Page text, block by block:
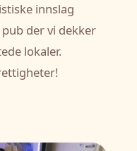
innslag
der vi dekker
lokaler.